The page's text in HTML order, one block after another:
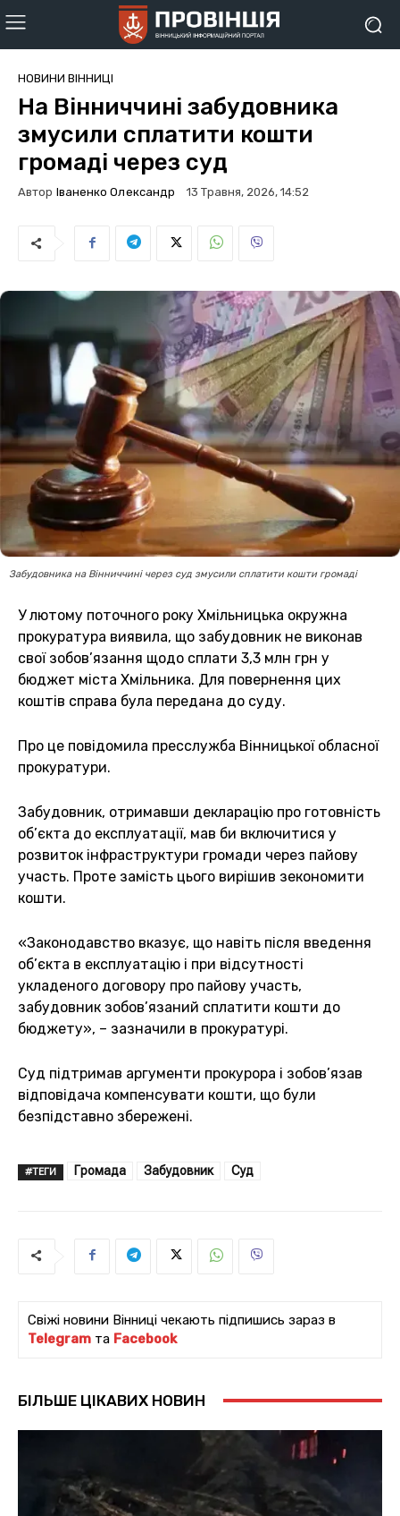
НОВИНИ ВІННИЦІ
На Вінниччині забудовника
змусили сплатити кошти
громаді через суд
Автор Іваненко Олександр 13 Травня, 2026, 14:52
Забудовника на Вінниччині через суд змусили сплатити кошти громаді
У лютому поточного року Хмільницька окружна
прокуратура виявила, що забудовник не виконав
свої зобов’язання щодо сплати 3,3 млн грн у
бюджет міста Хмільника. Для повернення цих
коштів справа була передана до суду.
Про це повідомила пресслужба Вінницької обласної
прокуратури.
Забудовник, отримавши декларацію про готовність
об’єкта до експлуатації, мав би включитися у
розвиток інфраструктури громади через пайову
участь. Проте замість цього вирішив зекономити
кошти.
«Законодавство вказує, що навіть після введення
об’єкта в експлуатацію і при відсутності
укладеного договору про пайову участь,
забудовник зобов’язаний сплатити кошти до
бюджету», – зазначили в прокуратурі.
Суд підтримав аргументи прокурора і зобов’язав
відповідача компенсувати кошти, що були
безпідставно збережені.
#ТЕГИ Громада Забудовник Суд
Свіжі новини Вінниці чекають підпишись зараз в
Telegram та Facebook
БІЛЬШЕ ЦІКАВИХ НОВИН